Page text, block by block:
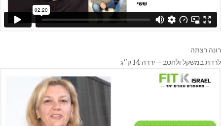
רונה רצתה
לרדת במשקל ולחטב – ירדה 14 ק״ג